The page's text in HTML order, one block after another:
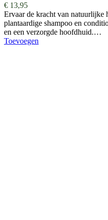
€ 13,95
Ervaar de kracht van natuurlijke
plantaardige shampoo en
en een verzorgde hoofdhuid.…
Toevoegen